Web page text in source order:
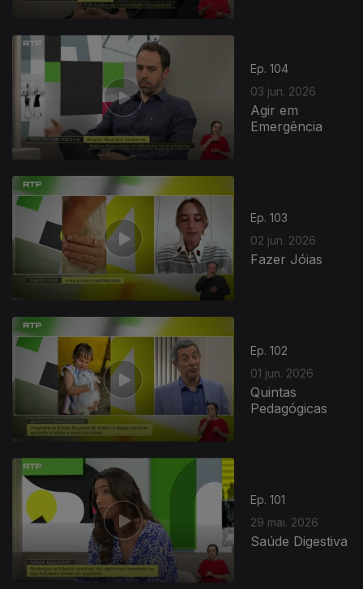
Ep. 104
03 jun. 2026
Agir em
Emergência
Ep. 103
02 jun. 2026
Fazer Jóias
Ep. 102
01 jun. 2026
Quintas
Pedagógicas
Ep. 101
29 mai. 2026
Saúde Digestiva